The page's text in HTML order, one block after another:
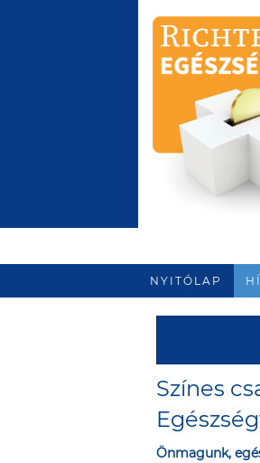
NYITÓLAP
Színes
Önmagunk,